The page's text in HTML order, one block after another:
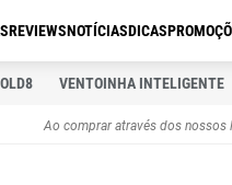
REVIEWSNOTÍCIASDICAS
VENTOINHA INTELIGENTE
Ao comprar através dos nossos